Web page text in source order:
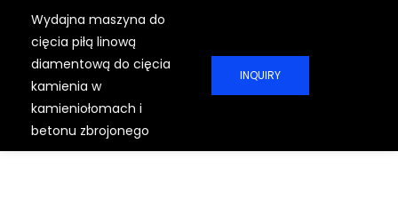
Wydajna maszyna do
cięcia piłą linową
diamentową do cięcia
kamienia w
kamieniołomach i
betonu zbrojonego
INQUIRY